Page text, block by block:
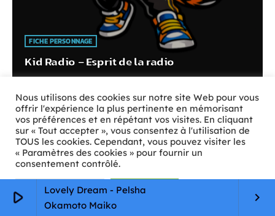
play_arrow
Lovely Dream - Pelsha
Okamoto Maiko
keyboard_arrow_right
FICHE PERSONNAGE
Kid Radio – Esprit de la radio
Nous utilisons des cookies sur notre site Web pour vous
offrir l'expérience la plus pertinente en mémorisant
vos préférences et en répétant vos visites. En cliquant
sur « Tout accepter », vous consentez à l'utilisation de
TOUS les cookies. Cependant, vous pouvez visiter les
« Paramètres des cookies » pour fournir un
consentement contrôlé.
Paramètres Cookie Tout accepter